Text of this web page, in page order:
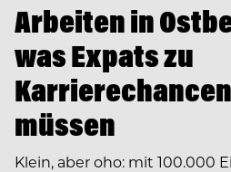
Arbeiten in
was Expats zu
müssen
Klein, aber oho: mit 100.000